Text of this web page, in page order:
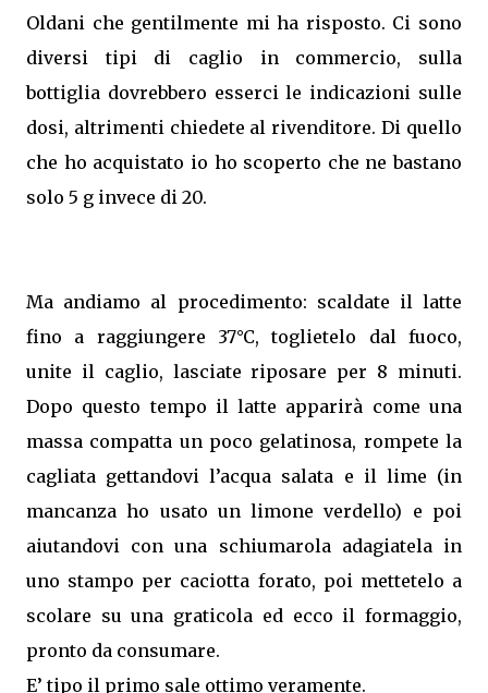
Oldani che gentilmente mi ha risposto. Ci sono
diversi tipi di caglio in commercio, sulla
bottiglia dovrebbero esserci le indicazioni sulle
dosi, altrimenti chiedete al rivenditore. Di quello
che ho acquistato io ho scoperto che ne bastano
solo 5 g invece di 20.
Ma andiamo al procedimento: scaldate il latte
fino a raggiungere 37°C, toglietelo dal fuoco,
unite il caglio, lasciate riposare per 8 minuti.
Dopo questo tempo il latte apparirà come una
massa compatta un poco gelatinosa, rompete la
cagliata gettandovi l’acqua salata e il lime (in
mancanza ho usato un limone verdello) e poi
aiutandovi con una schiumarola adagiatela in
uno stampo per caciotta forato, poi mettetelo a
scolare su una graticola ed ecco il formaggio,
pronto da consumare.
E’ tipo il primo sale ottimo veramente.